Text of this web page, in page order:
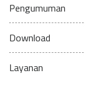
Pengumuman
Download
Layanan